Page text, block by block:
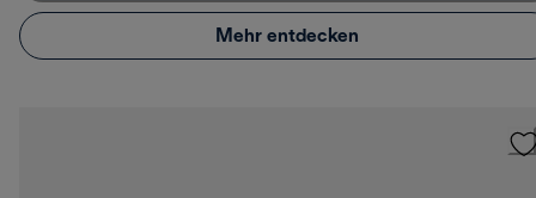
Mehr entdecken